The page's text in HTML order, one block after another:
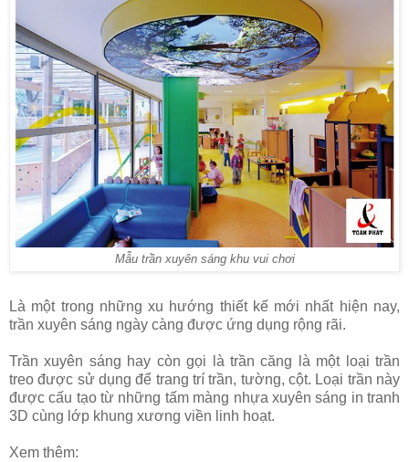
Mẫu trần xuyên sáng khu vui chơi
Là một trong những xu hướng thiết kế mới nhất hiện nay,
trần xuyên sáng ngày càng được ứng dụng rộng rãi.
Trần xuyên sáng hay còn gọi là trần căng là một loại trần
treo được sử dụng để trang trí trần, tường, cột. Loại trần này
được cấu tạo từ những tấm màng nhựa xuyên sáng in tranh
3D cùng lớp khung xương viền linh hoạt.
Xem thêm: